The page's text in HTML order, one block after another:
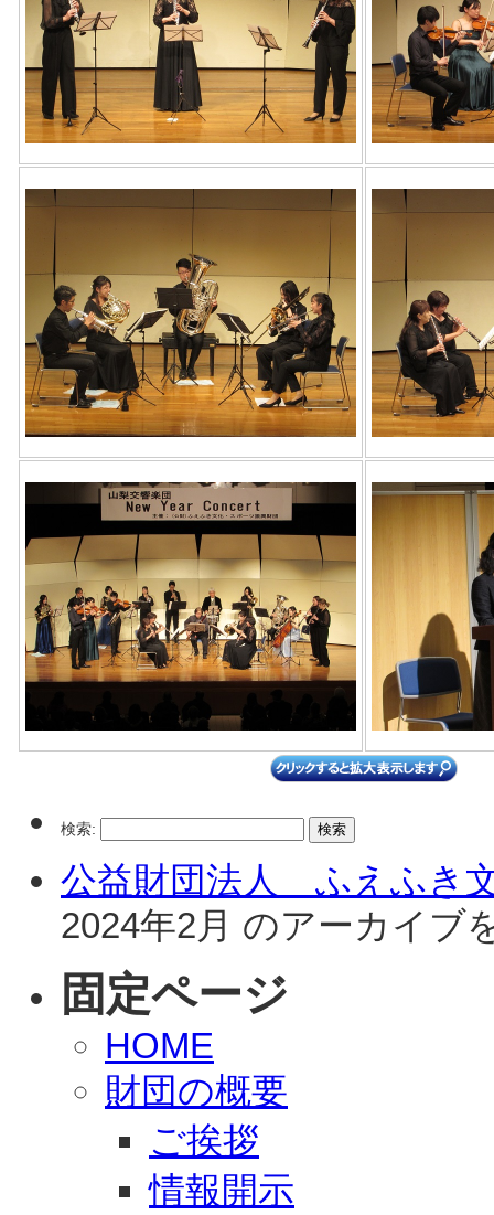
検索:
公益財団法人 ふえふき
2024年2月 のアーカイブ
固定ページ
HOME
財団の概要
ご挨拶
情報開示